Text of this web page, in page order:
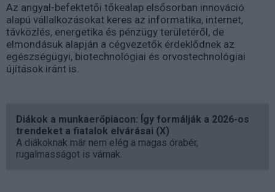
Az angyal-befektetői tőkealap elsősorban innováció
alapú vállalkozásokat keres az informatika, internet,
távközlés, energetika és pénzügy területéről, de
elmondásuk alapján a cégvezetők érdeklődnek az
egészségügyi, biotechnológiai és orvostechnológiai
újítások iránt is.
Diákok a munkaerőpiacon: Így formálják a 2026-os
trendeket a fiatalok elvárásai (X)
A diákoknak már nem elég a magas órabér,
rugalmasságot is várnak.